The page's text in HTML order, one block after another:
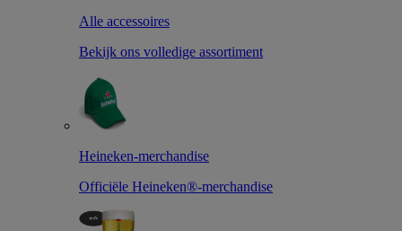
Alle accessoires
Bekijk ons volledige assortiment
Heineken-merchandise
Officiële Heineken®-merchandise